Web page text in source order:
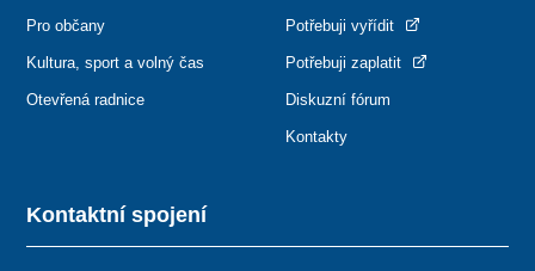
Kontaktní spojení
Pro občany
Kultura, sport a volný čas
Otevřená radnice
Potřebuji vyřídit
Potřebuji zaplatit
Diskuzní fórum
Kontakty